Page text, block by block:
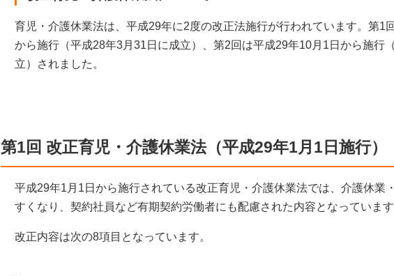
育児・介護休業法は、平成29年に2度の改正法施行が行われています。第1
から施行（平成28年3月31日に成立）、第2回は平成29年10月1日から施行
立）されました。
第1回 改正育児・介護休業法（平成29年1月1日施行）
平成29年1月1日から施行されている改正育児・介護休業法では、介護休業
すくなり、契約社員など有期契約労働者にも配慮された内容となっています
改正内容は次の8項目となっています。